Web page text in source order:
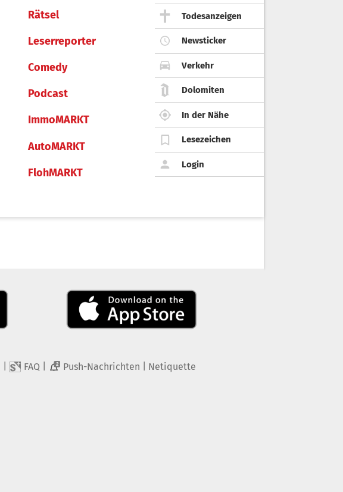
Rätsel
Leserreporter
Comedy
Podcast
ImmoMARKT
AutoMARKT
FlohMARKT
Todesanzeigen
Newsticker
Verkehr
Dolomiten
In der Nähe
Lesezeichen
Login
FAQ 2 Push-Nachrichten Netiquette